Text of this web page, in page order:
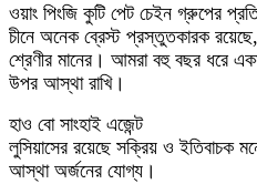
ওয়াং পিংজি কুটি পেট চেইন গ্রুপের
চীনে অনেক ব্রেস্ট প্রস্তুতকারক
শ্রেণীর মানের। আমরা বহু বছর ধরে
উপর আস্থা রাখি।
হাও বো সাংহাই এজেন্ট
লুসিয়াসের রয়েছে সক্রিয় ও ইতিবাচক
আস্থা অর্জনের যোগ্য।